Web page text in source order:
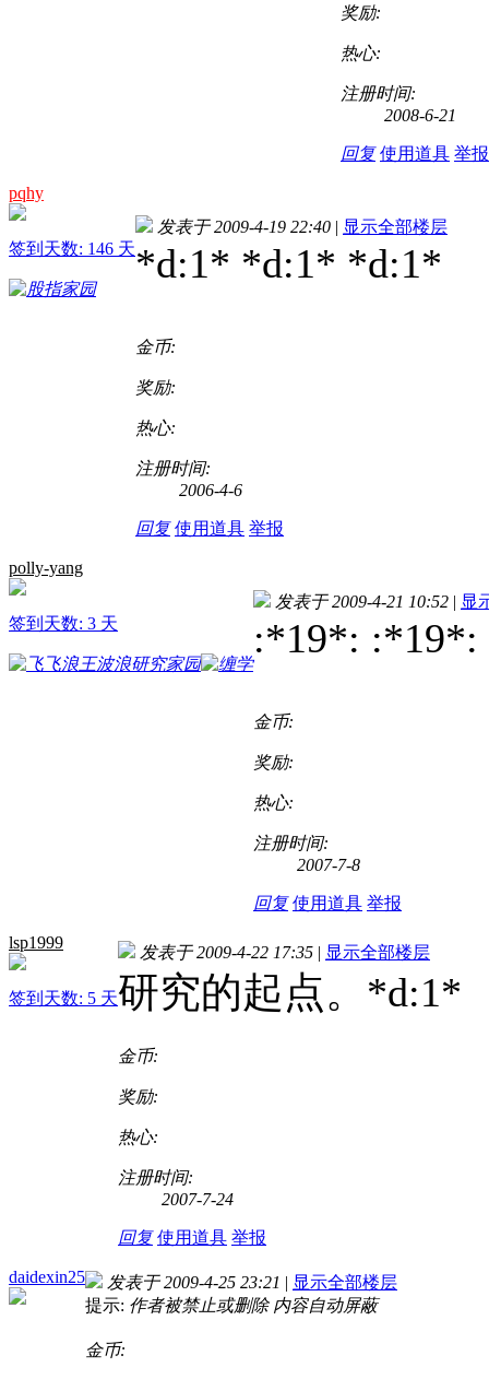
奖励:
热心:
注册时间:
2008-6-21
回复 使用道具 举报
pqhy
签到天数: 146 天
发表于 2009-4-19 22:40 | 显示全部楼层
*d:1* *d:1* *d:1*
金币:
奖励:
热心:
注册时间:
2006-4-6
回复 使用道具 举报
polly-yang
签到天数: 3 天
发表于 2009-4-21 10:52 | 显
:*19*: :*19*:
金币:
奖励:
热心:
注册时间:
2007-7-8
回复 使用道具 举报
lsp1999
签到天数: 5 天
发表于 2009-4-22 17:35 | 显示全部楼层
研究的起点。*d:1*
金币:
奖励:
热心:
注册时间:
2007-7-24
回复 使用道具 举报
daidexin25 发表于 2009-4-25 23:21 | 显示全部楼层
提示: 作者被禁止或删除 内容自动屏蔽
金币: